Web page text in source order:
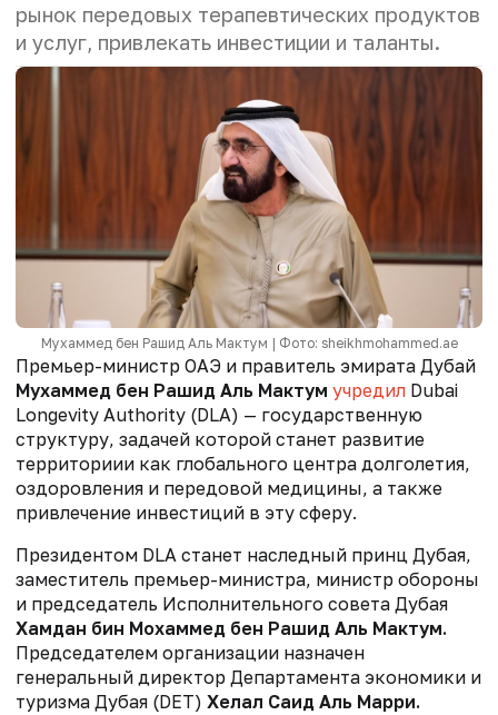
рынок передовых терапевтических продуктов
и услуг, привлекать инвестиции и таланты.
Мухаммед бен Рашид Аль Мактум | Фото: sheikhmohammed.ae
Премьер-министр ОАЭ и правитель эмирата Дубай
Мухаммед бен Рашид Аль Мактум учредил Dubai
Longevity Authority (DLA) — государственную
структуру, задачей которой станет развитие
территориии как глобального центра долголетия,
оздоровления и передовой медицины, а также
привлечение инвестиций в эту сферу.
Президентом DLA станет наследный принц Дубая,
заместитель премьер-министра, министр обороны
и председатель Исполнительного совета Дубая
Хамдан бин Мохаммед бен Рашид Аль Мактум.
Председателем организации назначен
генеральный директор Департамента экономики и
туризма Дубая (DET) Хелал Саид Аль Марри.